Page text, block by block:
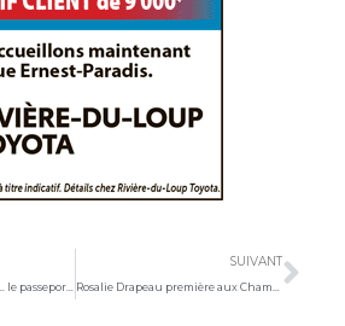
Dans la cible de Métyvié… le passeport vaccinal demandé dès l’automne
SUIVANT